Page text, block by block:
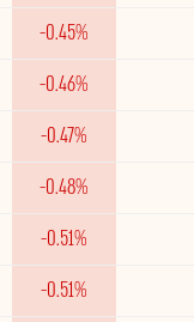
-0.45%
-0.46%
-0.47%
-0.48%
-0.51%
-0.51%